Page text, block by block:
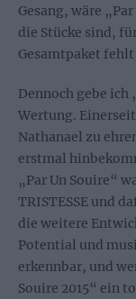
Gesang, wäre
die Stücke sind,
Gesamtpaket fehlt
Dennoch gebe ich
Wertung.
Nathanael zu
erstmal
„Par Un Souire“
TRISTESSE und
die weitere
Potential und
erkennbar, und
Souire 2015“ ein